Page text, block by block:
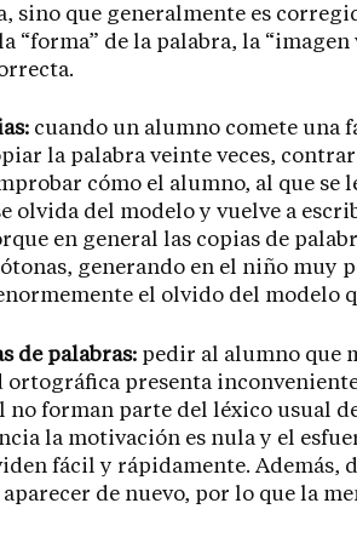
sino que generalmente es
“forma” de la palabra, la
cuando un alumno comete una
la palabra veinte veces,
cómo el alumno, al que se
olvida del modelo y vuelve a
en general las copias de
generando en el niño muy
el olvido del modelo
de palabras: pedir al alumno que
presenta
no forman parte del léxico usual
la motivación es nula y el
fácil y rápidamente. Además,
aparecer de nuevo, por lo que la